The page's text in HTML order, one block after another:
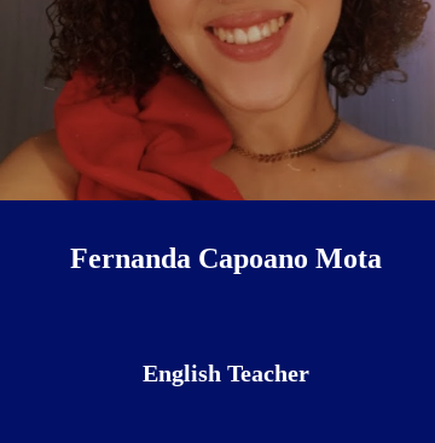
Fernanda Capoano Mota
English Teacher